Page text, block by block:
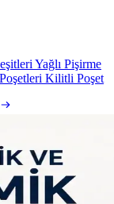
Yağlı Pişirme
Kilitli Poşet